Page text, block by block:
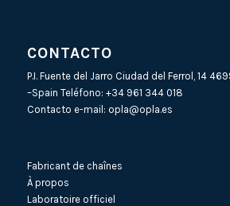
CONTACTO
P.I. Fuente del Jarro Ciudad del Ferrol, 14
–Spain Teléfono: +34 961 344 018
Contacto e-mail: opla@opla.es
Fabricant de chaînes
À propos
Laboratoire officiel